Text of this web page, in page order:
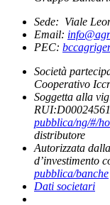
Sede: Viale
Email:
PEC:
Società
Cooperativo
Soggetta alla
pubblica/ng/#/
distributore
Autorizzata
d’investimento
pubblica/banche
Dati societari